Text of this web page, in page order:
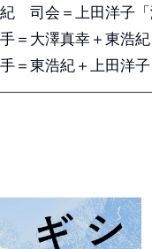
司会＝上田洋子「
大澤真幸＋東浩紀
東浩紀＋上田洋子